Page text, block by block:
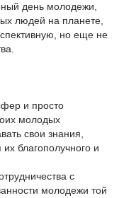
день молодежи,
людей на планете,
но еще не
и просто
молодых
свои знания,
благополучного и
с
молодежи той